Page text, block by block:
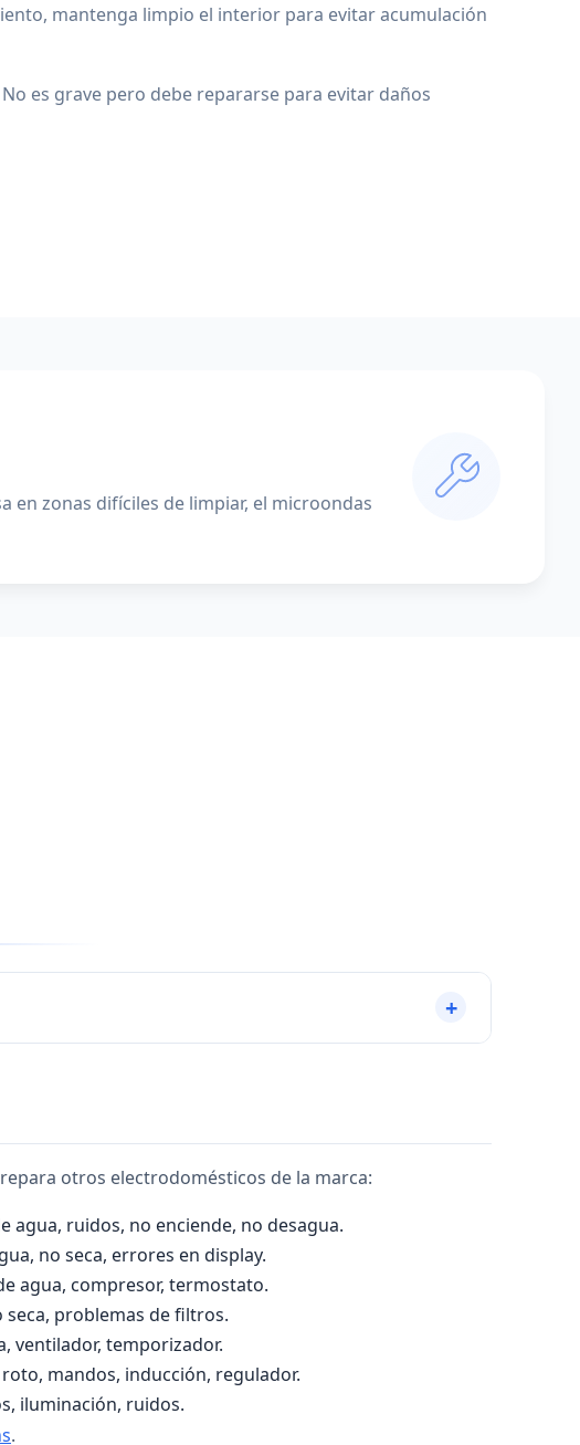
mantenga limpio el interior para evitar acumulación
es grave pero debe repararse para evitar daños
en zonas difíciles de limpiar, el microondas
otros electrodomésticos de la marca:
agua, ruidos, no enciende, no desagua.
no seca, errores en display.
agua, compresor, termostato.
seca, problemas de filtros.
ventilador, temporizador.
mandos, inducción, regulador.
iluminación, ruidos.
.